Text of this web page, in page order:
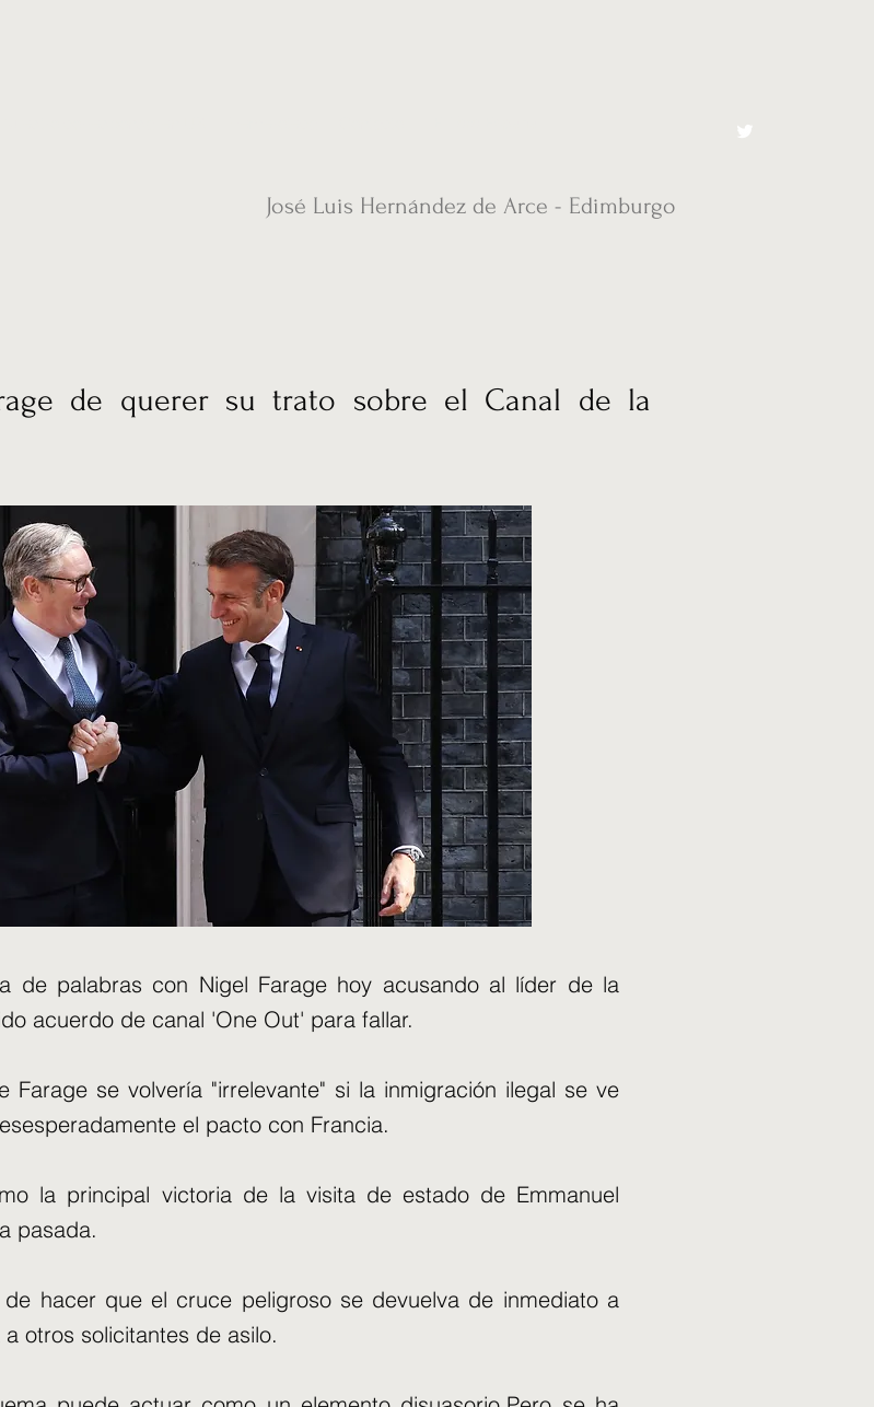
José Luis Hernández de Arce - Edimburgo
de querer su trato sobre el Canal de la
de palabras con Nigel Farage hoy acusando al líder de la
acuerdo de canal 'One Out' para fallar.
Farage se volvería "irrelevante" si la inmigración ilegal se ve
el pacto con Francia.
la principal victoria de la visita de estado de Emmanuel
pasada.
hacer que el cruce peligroso se devuelva de inmediato a
otros solicitantes de asilo.